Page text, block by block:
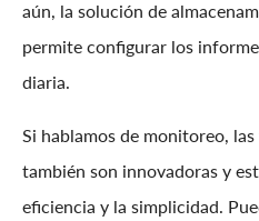
aún, la solución de
permite configurar los
diaria.
Si hablamos de monitoreo,
también son innovadoras y
eficiencia y la simplicidad.